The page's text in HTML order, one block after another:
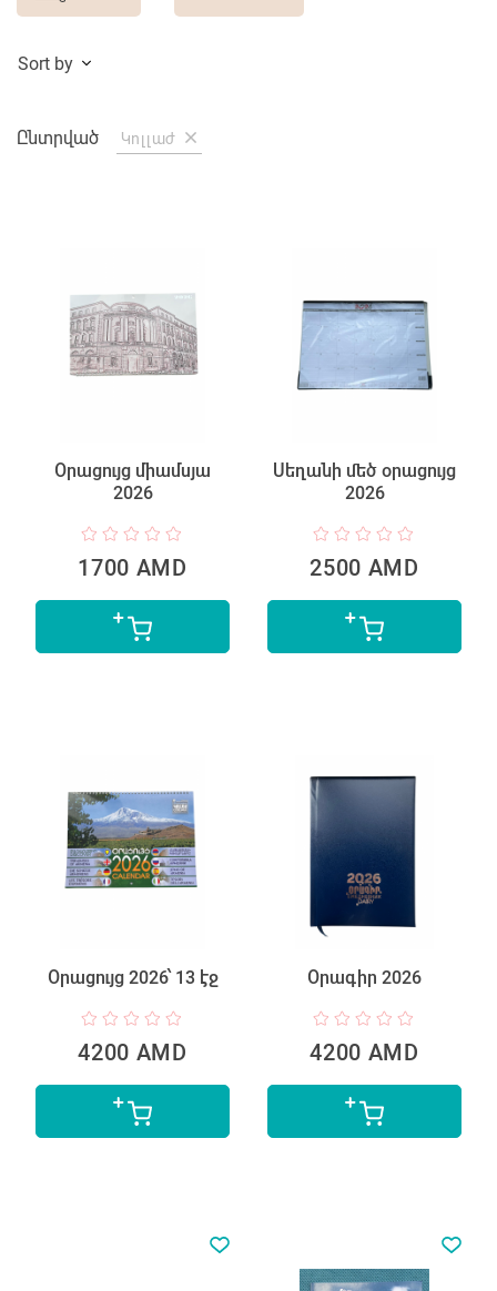
Sort by
Ընտրված Կոլլաժ
Օրացույց միամսյա
2026
1700 AMD
Սեղանի մեծ օրացույց
2026
2500 AMD
Օրացույց 2026՝ 13 էջ
4200 AMD
Օրագիր 2026
4200 AMD